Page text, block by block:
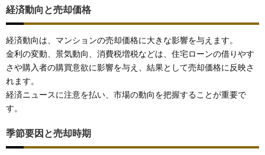
経済動向と売却価格
経済動向は、マンションの売却価格に大きな影響を与えます。
金利の変動、景気動向、消費税増税などは、住宅ローンの借りやす
さや購入者の購買意欲に影響を与え、結果として売却価格に反映さ
れます。
経済ニュースに注意を払い、市場の動向を把握することが重要で
す。
季節要因と売却時期